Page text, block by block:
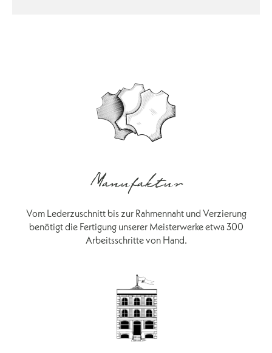
Manufaktur
Vom Lederzuschnitt bis zur Rahmennaht und Verzierung
benötigt die Fertigung unserer Meisterwerke etwa 300
Arbeitsschritte von Hand.